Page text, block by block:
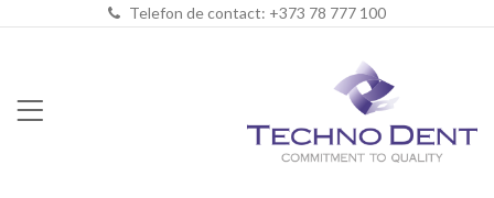
Telefon de contact: +373 78 777 100